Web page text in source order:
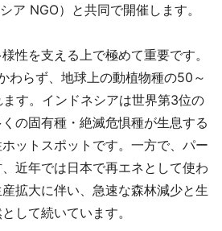
ア NGO）と共同で開催します。
性を支える上で極めて重要です。
わらず、地球上の動植物種の50～
す。インドネシアは世界第3位の
の固有種・絶滅危惧種が生息する
ットスポットです。一方で、パー
近年では日本で再エネとして使わ
拡大に伴い、急速な森林減少と生
して続いています。